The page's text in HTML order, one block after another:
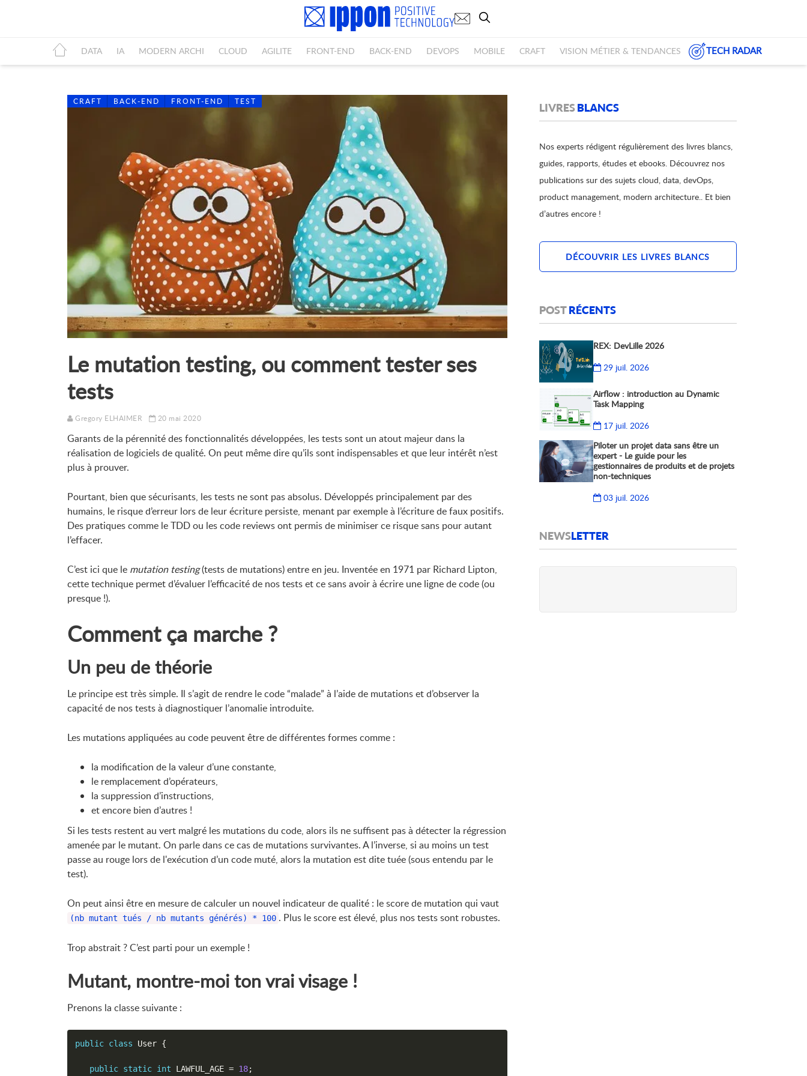
DATA IA MODERN ARCHI CLOUD AGILITE FRONT-END BACK-END DEVOPS MOBILE CRAFT VISION MÉTIER & TENDANCES TECH RADAR
CRAFT BACK-END FRONT-END TEST
Le mutation testing, ou comment tester ses
tests
Gregory ELHAIMER 20 mai 2020
Garants de la pérennité des fonctionnalités développées, les tests sont un atout majeur dans la
réalisation de logiciels de qualité. On peut même dire qu’ils sont indispensables et que leur intérêt n’est
plus à prouver.
Pourtant, bien que sécurisants, les tests ne sont pas absolus. Développés principalement par des
humains, le risque d’erreur lors de leur écriture persiste, menant par exemple à l’écriture de faux positifs.
Des pratiques comme le TDD ou les code reviews ont permis de minimiser ce risque sans pour autant
l’effacer.
C’est ici que le mutation testing(tests de mutations) entre en jeu. Inventée en 1971 par Richard Lipton,
cette technique permet d’évaluer l’efficacité de nos tests et ce sans avoir à écrire une ligne de code (ou
presque !).
Comment ça marche ?
Un peu de théorie
Le principe est très simple. Il s’agit de rendre le code “malade” à l’aide de mutations et d’observer la
capacité de nos tests à diagnostiquer l’anomalie introduite.
Les mutations appliquées au code peuvent être de différentes formes comme :
la modification de la valeur d’une constante,
le remplacement d’opérateurs,
la suppression d’instructions,
et encore bien d’autres !
Si les tests restent au vert malgré les mutations du code, alors ils ne suffisent pas à détecter la régression
amenée par le mutant. On parle dans ce cas de mutations survivantes. A l’inverse, si au moins un test
passe au rouge lors de l'exécution d’un code muté, alors la mutation est dite tuée (sous entendu par le
test).
On peut ainsi être en mesure de calculer un nouvel indicateur de qualité : le score de mutation qui vaut
(nb mutant tués / nb mutants générés) * 100 . Plus le score est élevé, plus nos tests sont robustes.
Trop abstrait ? C’est parti pour un exemple !
Mutant, montre-moi ton vrai visage !
Prenons la classe suivante :
public class User {
public static int LAWFUL_AGE = 18;
LIVRESBLANCS
Nos experts rédigent régulièrement des livres blancs,
guides, rapports, études et ebooks. Découvrez nos
publications sur des sujets cloud, data, devOps,
product management, modern architecture.. Et bien
d’autres encore !
DÉCOUVRIR LES LIVRES BLANCS
POSTRÉCENTS
REX: DevLille 2026
29 juil. 2026
Airflow : introduction au Dynamic
Task Mapping
17 juil. 2026
Piloter un projet data sans être un
expert - Le guide pour les
gestionnaires de produits et de projets
non-techniques
03 juil. 2026
NEWSLETTER